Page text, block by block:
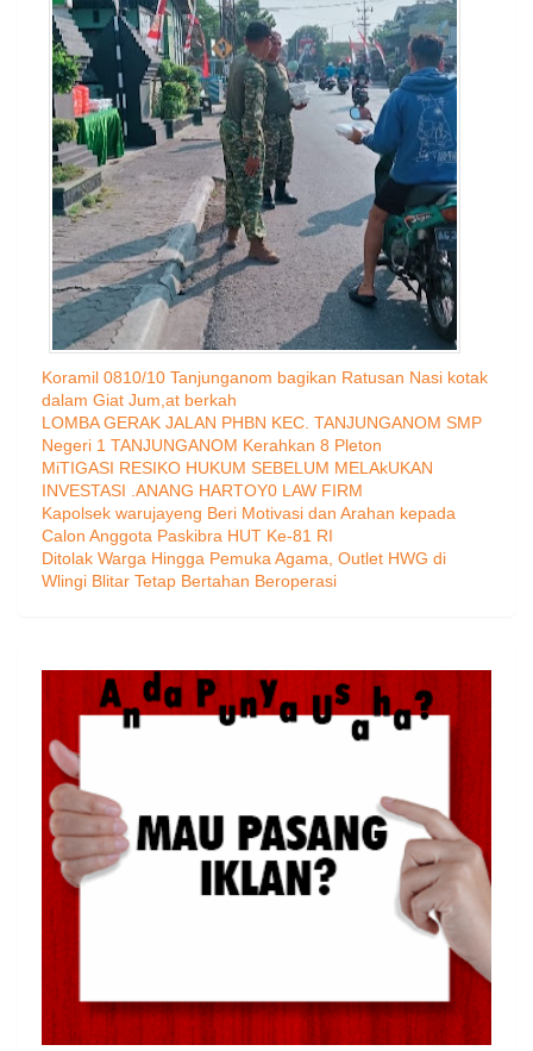
Koramil 0810/10 Tanjunganom bagikan Ratusan Nasi kotak
dalam Giat Jum,at berkah
LOMBA GERAK JALAN PHBN KEC. TANJUNGANOM SMP
Negeri 1 TANJUNGANOM Kerahkan 8 Pleton
MiTIGASI RESIKO HUKUM SEBELUM MELAkUKAN
INVESTASI .ANANG HARTOY0 LAW FIRM
Kapolsek warujayeng Beri Motivasi dan Arahan kepada
Calon Anggota Paskibra HUT Ke-81 RI
Ditolak Warga Hingga Pemuka Agama, Outlet HWG di
Wlingi Blitar Tetap Bertahan Beroperasi